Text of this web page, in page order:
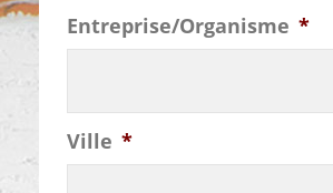
Entreprise/Organisme *
Ville *